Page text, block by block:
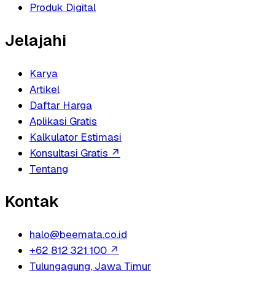
Produk Digital
Jelajahi
Karya
Artikel
Daftar Harga
Aplikasi Gratis
Kalkulator Estimasi
Konsultasi Gratis ↗
Tentang
Kontak
halo@beemata.co.id
+62 812 321 100 ↗
Tulungagung, Jawa Timur